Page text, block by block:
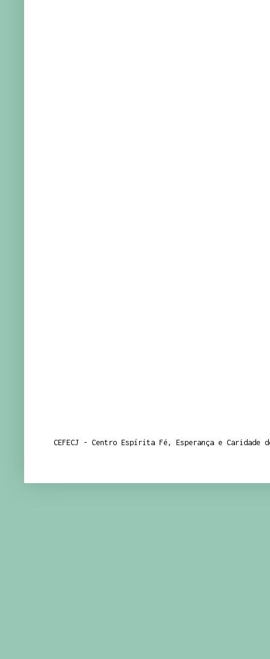
CEFECJ - Centro Espírita Fé, Esperança e